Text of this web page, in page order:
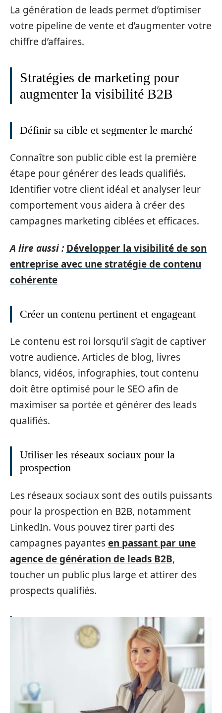
La génération de leads permet d’optimiser
votre pipeline de vente et d’augmenter votre
chiffre d’affaires.
Stratégies de marketing pour
augmenter la visibilité B2B
Définir sa cible et segmenter le marché
Connaître son public cible est la première
étape pour générer des leads qualifiés.
Identifier votre client idéal et analyser leur
comportement vous aidera à créer des
campagnes marketing ciblées et efficaces.
A lire aussi : Développer la visibilité de son
entreprise avec une stratégie de contenu
cohérente
Créer un contenu pertinent et engageant
Le contenu est roi lorsqu’il s’agit de captiver
votre audience. Articles de blog, livres
blancs, vidéos, infographies, tout contenu
doit être optimisé pour le SEO afin de
maximiser sa portée et générer des leads
qualifiés.
Utiliser les réseaux sociaux pour la
prospection
Les réseaux sociaux sont des outils puissants
pour la prospection en B2B, notamment
LinkedIn. Vous pouvez tirer parti des
campagnes payantesen passant par une
agence de génération de leads B2B,
toucher un public plus large et attirer des
prospects qualifiés.